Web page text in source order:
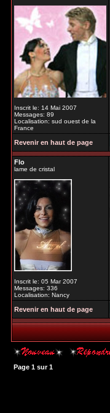
Inscrit le: 14 Mai 2007
Messages: 89
Localisation: sud ouest de la
France
Revenir en haut de page
Flo
lame de cristal
Inscrit le: 05 Mar 2007
Messages: 336
Localisation: Nancy
Revenir en haut de page
Page 1 sur1